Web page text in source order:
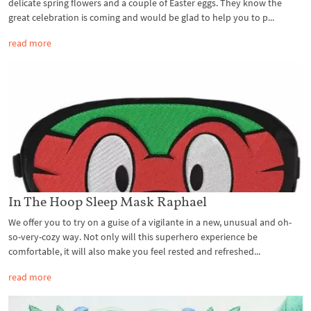
delicate spring flowers and a couple of Easter eggs. They know the
great celebration is coming and would be glad to help you to p...
read more
In The Hoop Sleep Mask Raphael
We offer you to try on a guise of a vigilante in a new, unusual and oh-
so-very-cozy way. Not only will this superhero experience be
comfortable, it will also make you feel rested and refreshed...
read more